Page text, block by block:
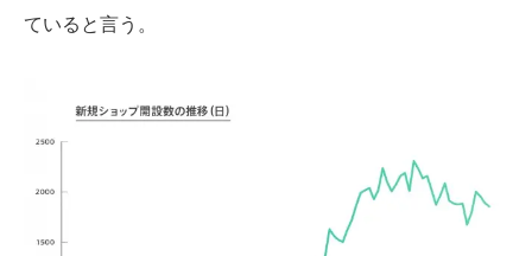
ていると言う。